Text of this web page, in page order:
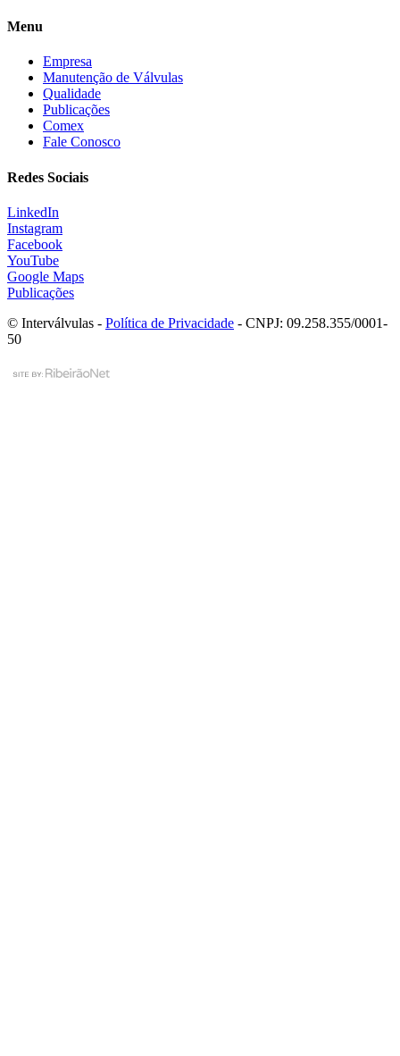
Menu
Empresa
Manutenção de Válvulas
Qualidade
Publicações
Comex
Fale Conosco
Redes Sociais
LinkedIn
Instagram
Facebook
YouTube
Google Maps
Publicações
© Interválvulas - Política de Privacidade - CNPJ: 09.258.355/0001-
50